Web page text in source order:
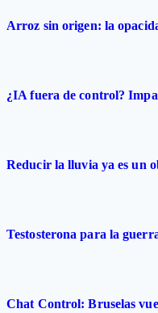
Arroz sin origen: la
¿IA fuera de control?
Reducir la lluvia ya es un
Testosterona para la
Chat Control: Bruselas